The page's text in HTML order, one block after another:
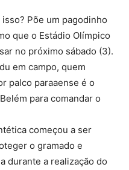
isso? Põe um pagodinho
que o Estádio Olímpico
no próximo sábado (3).
em campo, quem
palco paraaense é o
para comandar o
começou a ser
o gramado e
durante a realização do